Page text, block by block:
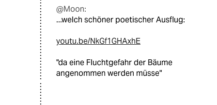
@Moon:
...welch schöner poetischer Ausflug:
youtu.be/NkGf1GHAxhE
"da eine Fluchtgefahr der Bäume
angenommen werden müsse"